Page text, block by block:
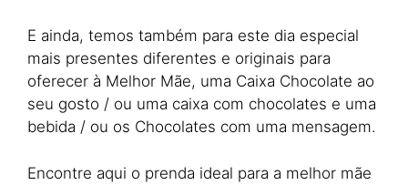
E ainda, temos também para este dia especial
mais presentes diferentes e originais para
oferecer à Melhor Mãe, uma Caixa Chocolate ao
seu gosto / ou uma caixa com chocolates e uma
bebida / ou os Chocolates com uma mensagem.
Encontre aqui o prenda ideal para a melhor mãe